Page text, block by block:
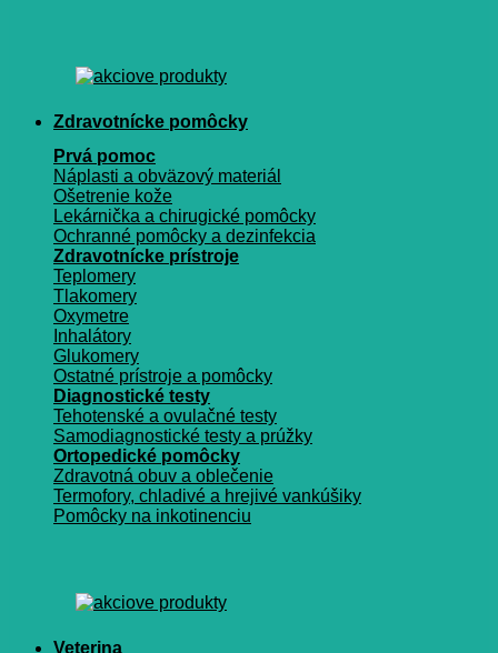
Zdravotnícke pomôcky
Prvá pomoc
Náplasti a obväzový materiál
Ošetrenie kože
Lekárnička a chirugické pomôcky
Ochranné pomôcky a dezinfekcia
Zdravotnícke prístroje
Teplomery
Tlakomery
Oxymetre
Inhalátory
Glukomery
Ostatné prístroje a pomôcky
Diagnostické testy
Tehotenské a ovulačné testy
Samodiagnostické testy a prúžky
Ortopedické pomôcky
Zdravotná obuv a oblečenie
Termofory, chladivé a hrejivé vankúšiky
Pomôcky na inkotinenciu
Veterina